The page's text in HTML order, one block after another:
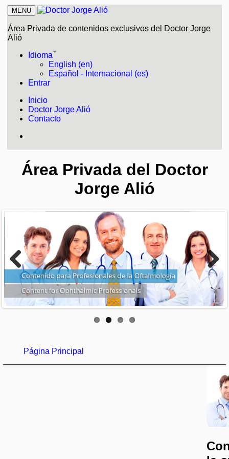
MENU
Área Privada de contenidos exclusivos del Doctor Jorge
Alió
Idioma
English (en)
Español - Internacional (es)
Entrar
Inicio
Doctor Jorge Alió
Contacto
Área Privada del Doctor
Jorge Alió
Previous Next
Página Principal